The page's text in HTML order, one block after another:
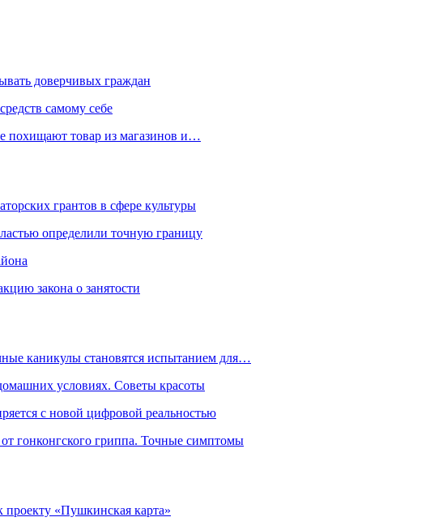
доверчивых граждан
самому себе
похищают товар из магазинов и…
грантов в сфере культуры
определили точную границу
закона о занятости
каникулы становятся испытанием для…
условиях. Советы красоты
с новой цифровой реальностью
гонконгского гриппа. Точные симптомы
«Пушкинская карта»